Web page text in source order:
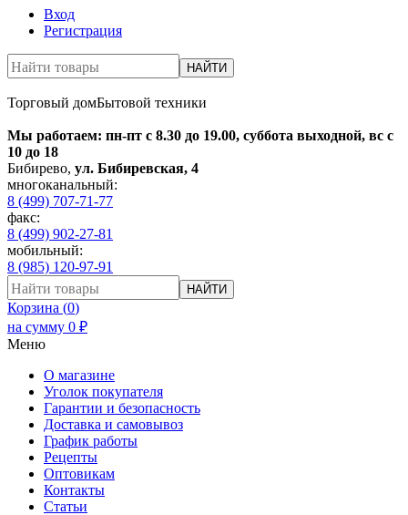
Вход
Регистрация
НАЙТИ
Торговый домБытовой техники
Мы работаем: пн-пт с 8.30 до 19.00, суббота выходной, вс с
10 до 18
Бибирево, ул. Бибиревская, 4
многоканальный:
8 (499) 707-71-77
факс:
8 (499) 902-27-81
мобильный:
8 (985) 120-97-91
НАЙТИ
Корзина (0)
на сумму 0 ₽
Меню
О магазине
Уголок покупателя
Гарантии и безопасность
Доставка и самовывоз
График работы
Рецепты
Оптовикам
Контакты
Статьи